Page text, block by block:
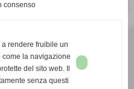
ACSI
5
Roma
consenso
a rendere fruibile un
la navigazione
del sito web. Il
senza questi